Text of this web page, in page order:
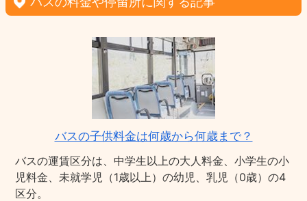
バスの子供料金は何歳から何歳まで？
バスの運賃区分は、中学生以上の大人料金、小学生の小
児料金、未就学児（1歳以上）の幼児、乳児（0歳）の4
区分。